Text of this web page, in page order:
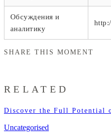
Обсуждения и
аналитику
SHARE THIS MOMENT
RELATED
Discover the Full Potential
Uncategorised